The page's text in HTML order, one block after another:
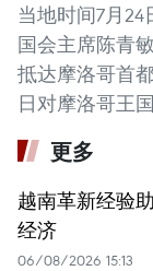
当地时间7月
国会主席陈青
抵达摩洛哥首
日对摩洛哥王
更多
越南革新经验
经济
06/08/2026 15:13